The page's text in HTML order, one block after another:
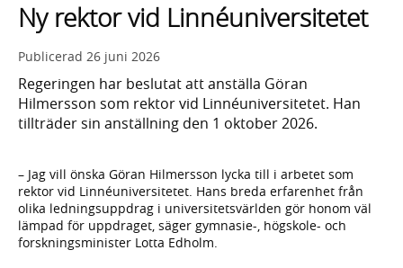
lista
med
sökförslag
Ny rektor vid Linnéuniversitetet
Publicerad 26 juni 2026
Regeringen har beslutat att anställa Göran
Hilmersson som rektor vid Linnéuniversitetet. Han
tillträder sin anställning den 1 oktober 2026.
– Jag vill önska Göran Hilmersson lycka till i arbetet som
rektor vid Linnéuniversitetet. Hans breda erfarenhet från
olika ledningsuppdrag i universitetsvärlden gör honom väl
lämpad för uppdraget, säger gymnasie-, högskole- och
forskningsminister Lotta Edholm.